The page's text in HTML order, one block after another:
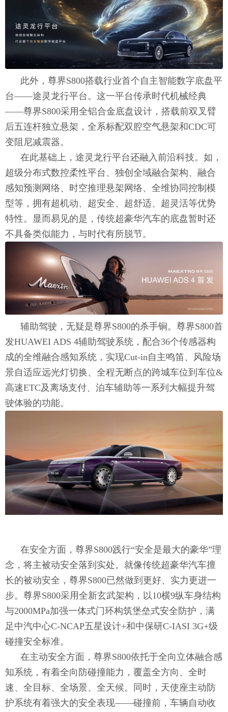
此外，尊界S800搭载行业首个自主智能数字底盘平
台——途灵龙行平台。这一平台传承时代机械经典
——尊界S800采用全铝合金底盘设计，搭载前双叉臂
后五连杆独立悬架，全系标配双腔空气悬架和CDC可
变阻尼减震器。
在此基础上，途灵龙行平台还融入前沿科技。如，
超级分布式数控柔性平台、独创全域融合架构、融合
感知预测网络、时空推理悬架网络、全维协同控制模
型等，拥有超机动、超安全、超舒适、超灵活等优势
特性。显而易见的是，传统超豪华汽车的底盘暂时还
不具备类似能力，与时代有所脱节。
辅助驾驶，无疑是尊界S800的杀手锏。尊界S800首
发HUAWEI ADS 4辅助驾驶系统，配合36个传感器构
成的全维融合感知系统，实现Cut-in自主鸣笛、风险场
景自适应远光灯切换、全程无断点的跨城车位到车位&
高速ETC及离场支付、泊车辅助等一系列大幅提升驾
驶体验的功能。
在安全方面，尊界S800践行“安全是最大的豪华”理
念，将主被动安全落到实处。就像传统超豪华汽车擅
长的被动安全，尊界S800已然做到更好、实力更进一
步。尊界S800采用全新玄武架构，以10横9纵车身结构
与2000MPa加强一体式门环构筑堡垒式安全防护，满
足中汽中心C-NCAP五星设计+和中保研C-IASI 3G+级
碰撞安全标准。
在主动安全方面，尊界S800依托于全向立体融合感
知系统，有着全向防碰撞能力，覆盖全方向、全时
速、全目标、全场景、全天候。同时，天使座主动防
护系统有着强大的安全表现——碰撞前，车辆自动收